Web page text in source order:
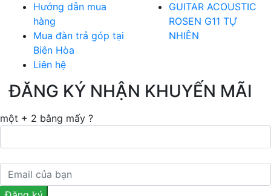
Hướng dẫn mua
hàng
Mua đàn trả góp tại
Biên Hòa
Liên hệ
GUITAR ACOUSTIC
ROSEN G11 TỰ
NHIÊN
ĐĂNG KÝ NHẬN KHUYẾN MÃI
một + 2 bằng mấy ?